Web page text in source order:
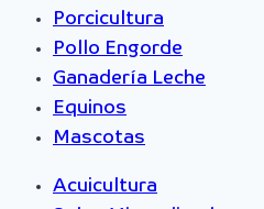
Porcicultura
Pollo Engorde
Ganadería Leche
Equinos
Mascotas
Acuicultura